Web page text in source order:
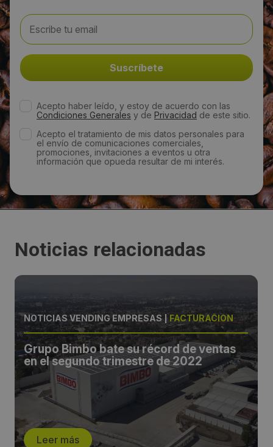
Acepto haber leído, y estoy de acuerdo con las
Condiciones Generales y de Privacidad de este sitio.
Acepto el tratamiento de mis datos personales para
el envío de comunicaciones comerciales,
promociones, invitaciones a eventos u otra
información que opueda resultar de mi interés.
Noticias relacionadas
NOTICIAS VENDING EMPRESAS FACTURACIÓN
Grupo Bimbo bate su récord de ventas
en el segundo trimestre de 2022
Leer más